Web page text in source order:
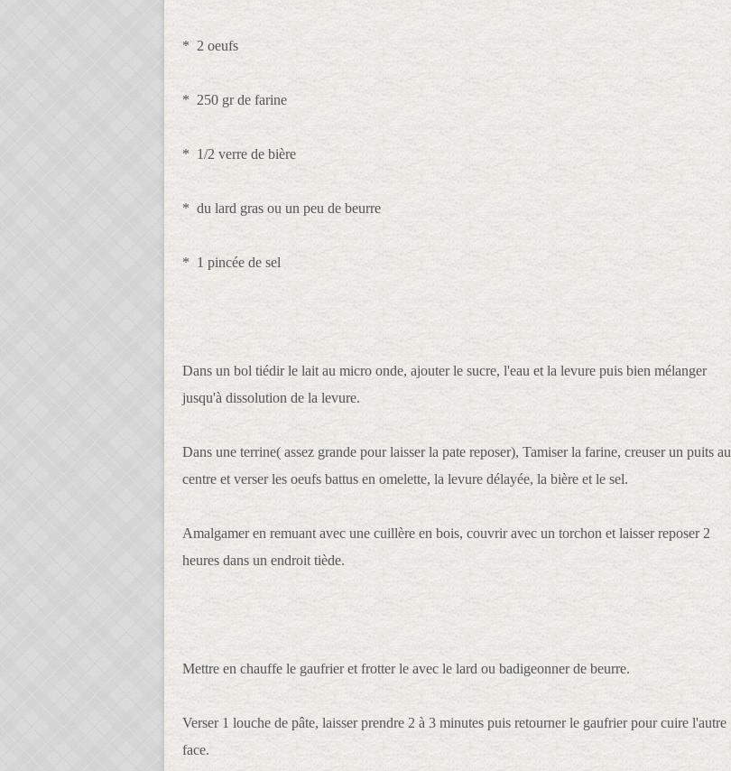
* 2 oeufs
* 250 gr de farine
* 1/2 verre de bière
* du lard gras ou un peu de beurre
* 1 pincée de sel
Dans un bol tiédir le lait au micro onde, ajouter le sucre, l'eau et la levure puis bien mélanger
jusqu'à dissolution de la levure.
Dans une terrine( assez grande pour laisser la pate reposer), Tamiser la farine, creuser un puits au
centre et verser les oeufs battus en omelette, la levure délayée, la bière et le sel.
Amalgamer en remuant avec une cuillère en bois, couvrir avec un torchon et laisser reposer 2
heures dans un endroit tiède.
Mettre en chauffe le gaufrier et frotter le avec le lard ou badigeonner de beurre.
Verser 1 louche de pâte, laisser prendre 2 à 3 minutes puis retourner le gaufrier pour cuire l'autre
face.